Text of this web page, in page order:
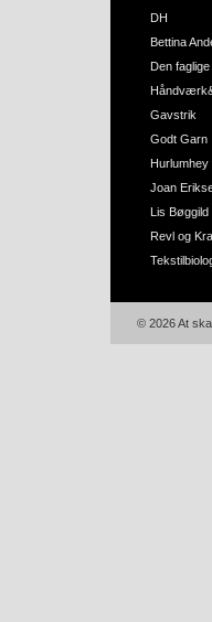
DH
Bettina
Den
Gavstrik
Godt Garn
Hurlumhey
Joan
Lis Bøggild
Revl og
© 2026 At